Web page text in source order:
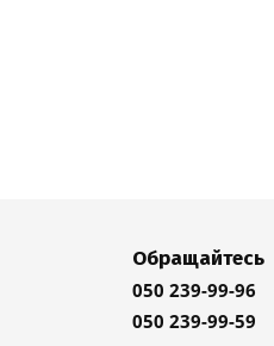
Обращайтесь
050 239-99-96
050 239-99-59